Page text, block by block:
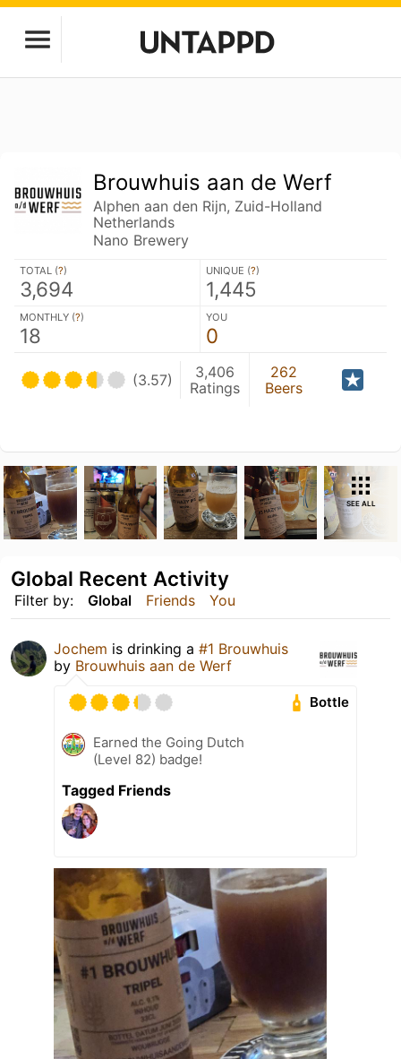
Brouwhuis aan de Werf
Alphen aan den Rijn, Zuid-Holland
Netherlands
Nano Brewery
TOTAL (?)
3,694
UNIQUE (?)
1,445
MONTHLY (?)
18
YOU
0
(3.57)
3,406
Ratings
262
Beers
SEE ALL
Filter by: Global Friends You
Global Recent Activity
Jochem is drinking a #1 Brouwhuis
by Brouwhuis aan de Werf
Bottle
Earned the Going Dutch
(Level 82) badge!
Tagged Friends